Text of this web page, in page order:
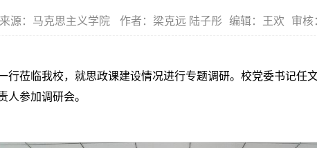
来源：马克思主义学院 作者：梁克远 陆子彤 编辑：王欢 审核
行莅临我校，就思政课建设情况进行专题调研。校党委书记任
人参加调研会。